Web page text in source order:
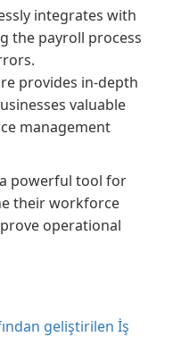
integrates with
the payroll process
provides in-depth
valuable
management
powerful tool for
their workforce
operational
geliştirilen İş